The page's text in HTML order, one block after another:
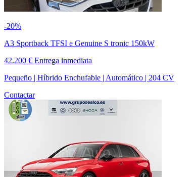
-20%
A3 Sportback TFSI e Genuine S tronic 150kW
42.200 € Entrega inmediata
Pequeño | Híbrido Enchufable | Automático | 204 CV
Contactar